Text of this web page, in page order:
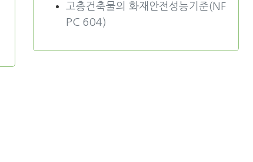
고층건축물의 화재안전성능기준(NF
PC 604)